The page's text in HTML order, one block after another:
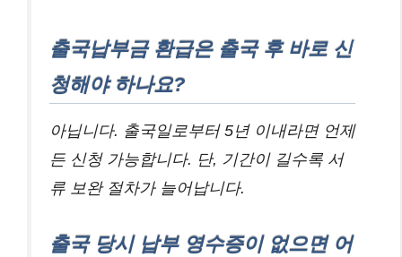
출국납부금 환급은 출국 후 바로 신
청해야 하나요?
아닙니다. 출국일로부터 5년 이내라면 언제
든 신청 가능합니다. 단, 기간이 길수록 서
류 보완 절차가 늘어납니다.
출국 당시 납부 영수증이 없으면 어